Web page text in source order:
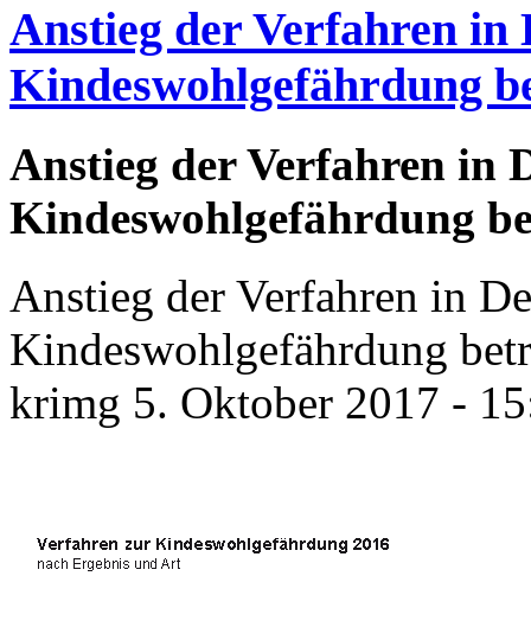
Anstieg der Verfahren in
Kindeswohlgefährdung
Anstieg der Verfahren in
Kindeswohlgefährdung
Anstieg der Verfahren in
Kindeswohlgefährdung
krimg 5. Oktober 2017 -